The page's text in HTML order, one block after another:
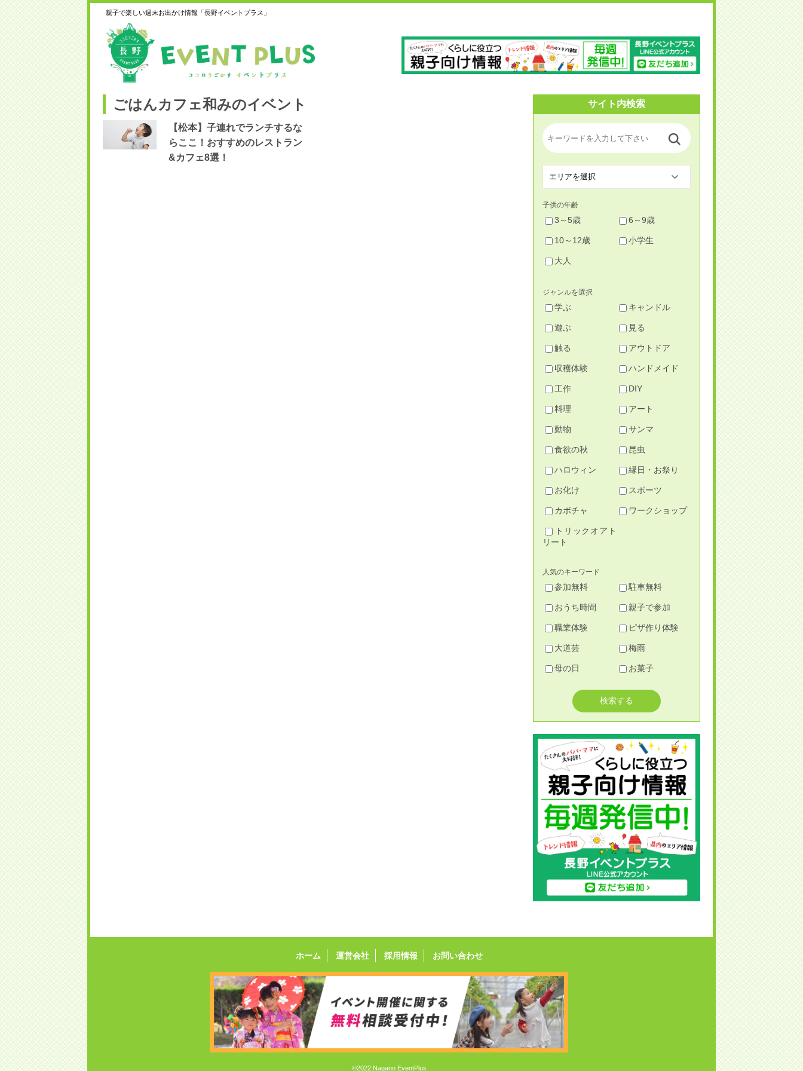
親子で楽しい週末お出かけ情報「長野イベントプラス」
ごはんカフェ和みのイベント
【松本】子連れでランチするな
らここ！おすすめのレストラン
&カフェ8選！
サイト内検索
子供の年齢
3～5歳 6～9歳
10～12歳 小学生
大人
ジャンルを選択
学ぶ キャンドル
遊ぶ 見る
触る アウトドア
収穫体験 ハンドメイド
工作 DIY
料理 アート
動物 サンマ
食欲の秋 昆虫
ハロウィン 縁日・お祭り
お化け スポーツ
カボチャ ワークショップ
トリックオアト
リート
人気のキーワード
参加無料 駐車無料
おうち時間 親子で参加
職業体験 ピザ作り体験
大道芸 梅雨
母の日 お菓子
ホーム 運営会社 採用情報 お問い合わせ
©2022 Nagano EventPlus